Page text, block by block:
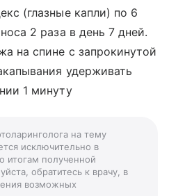
(глазные капли) по 6
2 раза в день 7 дней.
на спине с запрокинутой
удерживать
1 минуту
на тему
исключительно в
итогам полученной
обратитесь к врачу, в
возможных